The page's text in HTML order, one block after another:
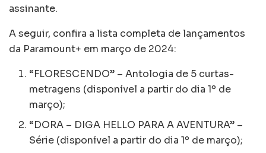
assinante.
A seguir, confira a lista completa de lançamentos
da Paramount+ em março de 2024:
“FLORESCENDO” – Antologia de 5 curtas-
metragens (disponível a partir do dia 1º de
março);
“DORA – DIGA HELLO PARA A AVENTURA” –
Série (disponível a partir do dia 1º de março);